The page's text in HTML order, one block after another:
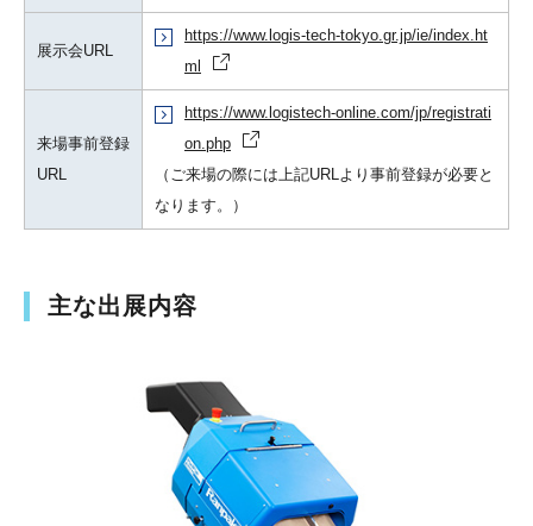
展示会URL
https://www.logis-tech-tokyo.gr.jp/ie/index.ht
ml
来場事前登録
URL
https://www.logistech-online.com/jp/registrati
on.php
（ご来場の際には上記URLより事前登録が必要と
なります。）
主な出展内容